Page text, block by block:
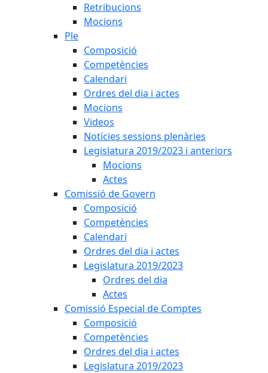
Retribucions
Mocions
Ple
Composició
Competències
Calendari
Ordres del dia i actes
Mocions
Videos
Notícies sessions plenàries
Legislatura 2019/2023 i anteriors
Mocions
Actes
Comissió de Govern
Composició
Competències
Calendari
Ordres del dia i actes
Legislatura 2019/2023
Ordres del dia
Actes
Comissió Especial de Comptes
Composició
Competències
Ordres del dia i actes
Legislatura 2019/2023